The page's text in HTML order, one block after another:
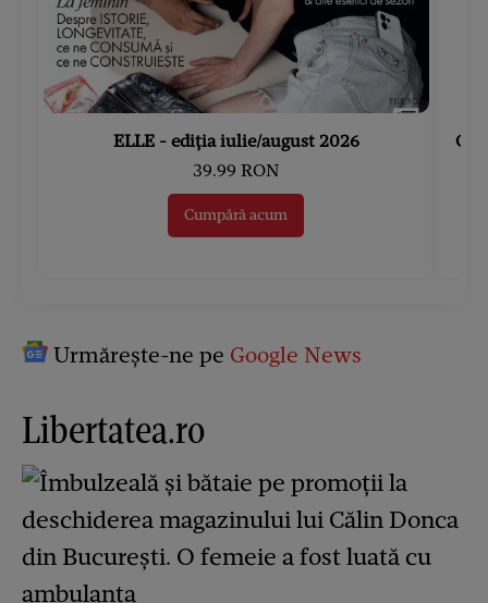
ELLE - ediția iulie/august 2026
39.99 RON
Cumpără acum
Urmărește-ne pe Google News
Libertatea.ro